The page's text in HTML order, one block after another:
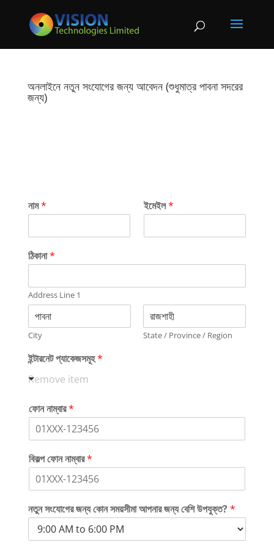
অনলাইনে নতুন সংযোগের জন্য আবেদন (শুধুমাত্র পাবনা সদরের
জন্য)
নাম* ইমেইল*
ঠিকানা*
Address Line 1
City State / Province / Region
উ
প
যু
*
ন্য
ইন্টারনেট প্যাকেজসমূহ*
Remove item
ফোন নাম্বার*
বিকল্প ফোন নাম্বার*
নতুন সংযোগের জন্য কোন সময়সীমা আপনার জন্য বেশি উপযুক্ত?*